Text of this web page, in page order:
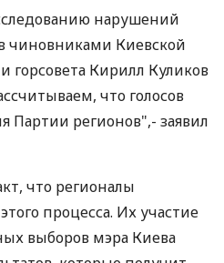
нарушений
чиновниками Киевской
горсовета Кирилл Куликов
что голосов
Партии регионов",- заявил
что регионалы
процесса. Их участие
выборов мэра Киева